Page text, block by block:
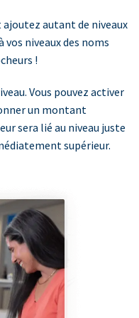
autant de niveaux
vos niveaux des noms
!
Vous pouvez activer
un montant
sera lié au niveau juste
supérieur.